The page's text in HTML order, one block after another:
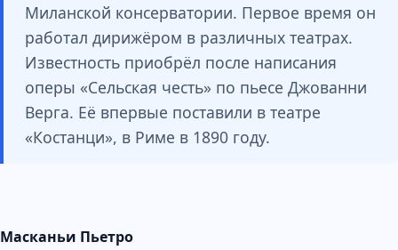
Миланской консерватории. Первое время он
работал дирижёром в различных театрах.
Известность приобрёл после написания
оперы «Сельская честь» по пьесе Джованни
Верга. Её впервые поставили в театре
«Костанци», в Риме в 1890 году.
Масканьи Пьетро